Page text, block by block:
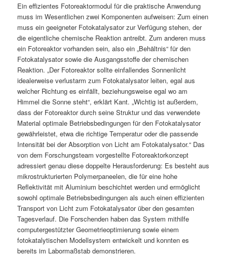
Ein effizientes Fotoreaktormodul für die praktische Anwendung
muss im Wesentlichen zwei Komponenten aufweisen: Zum einen
muss ein geeigneter Fotokatalysator zur Verfügung stehen, der
die eigentliche chemische Reaktion antreibt. Zum anderen muss
ein Fotoreaktor vorhanden sein, also ein „Behältnis“ für den
Fotokatalysator sowie die Ausgangsstoffe der chemischen
Reaktion. „Der Fotoreaktor sollte einfallendes Sonnenlicht
idealerweise verlustarm zum Fotokatalysator leiten, egal aus
welcher Richtung es einfällt, beziehungsweise egal wo am
Himmel die Sonne steht“, erklärt Kant. „Wichtig ist außerdem,
dass der Fotoreaktor durch seine Struktur und das verwendete
Material optimale Betriebsbedingungen für den Fotokatalysator
gewährleistet, etwa die richtige Temperatur oder die passende
Intensität bei der Absorption von Licht am Fotokatalysator.“ Das
von dem Forschungsteam vorgestellte Fotoreaktorkonzept
adressiert genau diese doppelte Herausforderung: Es besteht aus
mikrostrukturierten Polymerpaneelen, die für eine hohe
Reflektivität mit Aluminium beschichtet werden und ermöglicht
sowohl optimale Betriebsbedingungen als auch einen effizienten
Transport von Licht zum Fotokatalysator über den gesamten
Tagesverlauf. Die Forschenden haben das System mithilfe
computergestützter Geometrieoptimierung sowie einem
fotokatalytischen Modellsystem entwickelt und konnten es
bereits im Labormaßstab demonstrieren.